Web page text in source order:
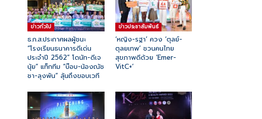
ข่าวทั่วไป
ธ.ก.ส.ประกาศผลผู้ชนะ
“โรงเรียนธนาคารดีเด่น
ประจำปี 2562” โดนัท-ดีเจ
นุ้ย” แท็กทีม “บ๊อบ-น้องณัช
ชา-ลุงพัน” ลุ้นถึงขอบเวที
ข่าวประชาสัมพันธ์
‘หญิง-รฐา’ ควง ‘ตุลย์-
ตุลยเทพ’ ชวนคนไทย
สุขภาพดีด้วย ‘Emer-
VitC+’